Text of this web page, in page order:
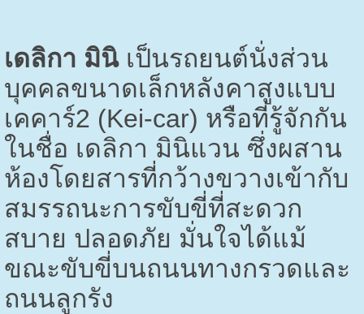
เดลิกา มินิเป็นรถยนต์นั่งส่วน
บุคคลขนาดเล็กหลังคาสูงแบบ
เคคาร์2 (Kei-car) หรือที่รู้จักกัน
ในชื่อ เดลิกา มินิแวน ซึ่งผสาน
ห้องโดยสารที่กว้างขวางเข้ากับ
สมรรถนะการขับขี่ที่สะดวก
สบาย ปลอดภัย มั่นใจได้แม้
ขณะขับขี่บนถนนทางกรวดและ
ถนนลูกรัง